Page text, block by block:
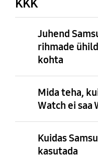
KKK
Juhend
rihmade
kohta
Mida teha,
Watch ei saa
Kuidas
kasutada